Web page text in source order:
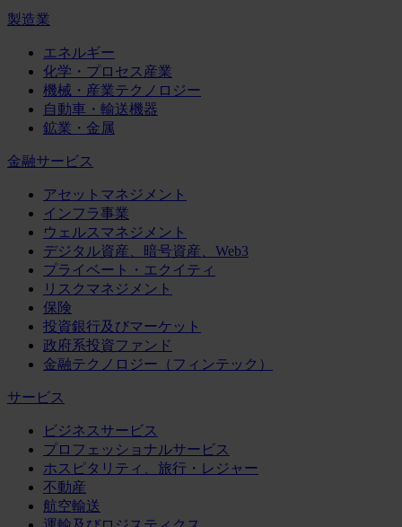
製造業
エネルギー
化学・プロセス産業
機械・産業テクノロジー
自動車・輸送機器
鉱業・金属
金融サービス
アセットマネジメント
インフラ事業
ウェルスマネジメント
デジタル資産、暗号資産、Web3
プライベート・エクイティ
リスクマネジメント
保険
投資銀行及びマーケット
政府系投資ファンド
金融テクノロジー（フィンテック）
サービス
ビジネスサービス
プロフェッショナルサービス
ホスピタリティ、旅行・レジャー
不動産
航空輸送